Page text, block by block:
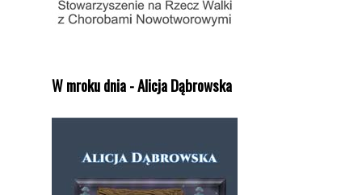
W mroku dnia - Alicja Dąbrowska